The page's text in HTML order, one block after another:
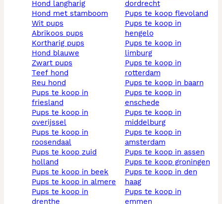
hond langharig
hond met stamboom
wit pups
abrikoos pups
kortharig pups
hond blauwe
zwart pups
teef hond
reu hond
pups te koop in
friesland
pups te koop in
overijssel
pups te koop in
roosendaal
pups te koop zuid
holland
pups te koop in beek
pups te koop in almere
pups te koop in
drenthe
dordrecht
pups te koop flevoland
pups te koop in
hengelo
pups te koop in
limburg
pups te koop in
rotterdam
pups te koop in baarn
pups te koop in
enschede
pups te koop in
middelburg
pups te koop in
amsterdam
pups te koop in assen
pups te koop groningen
pups te koop in den
haag
pups te koop in
emmen